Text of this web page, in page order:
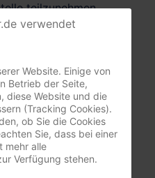
teilzunehmen.
verwendet
Website. Einige von
Betrieb der Seite,
diese Website und die
(Tracking Cookies).
ob Sie die Cookies
Sie, dass bei einer
mehr alle
Verfügung stehen.